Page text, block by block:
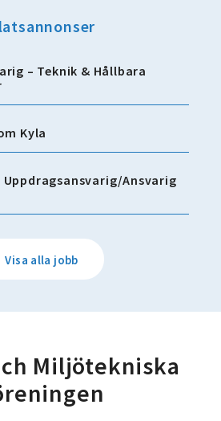
– Teknik & Hållbara
Kyla
Ansvarig
Visa alla jobb
Miljötekniska